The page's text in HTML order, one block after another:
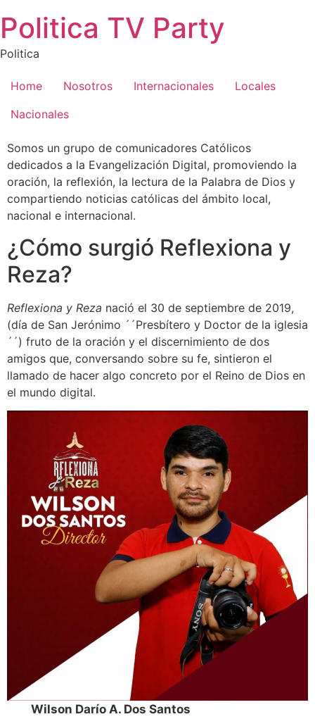
al
contenido
Politica TV Party
Politica
Home Nosotros Internacionales
Locales
Nacionales
Somos un grupo de comunicadores Católicos
dedicados a la Evangelización Digital, promoviendo la
oración, la reflexión, la lectura de la Palabra de Dios y
compartiendo noticias católicas del ámbito local,
nacional e internacional.
¿Cómo surgió Reflexiona y
Reza?
Reflexiona y Reza nació el 30 de septiembre de 2019,
(día de San Jerónimo ´´Presbítero y Doctor de la iglesia
´´) fruto de la oración y el discernimiento de dos
amigos que, conversando sobre su fe, sintieron el
llamado de hacer algo concreto por el Reino de Dios en
el mundo digital.
Wilson Darío A. Dos Santos